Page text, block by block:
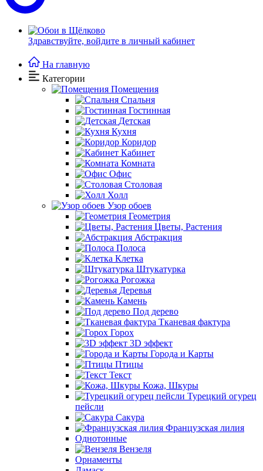
Здравствуйте, войдите в личный кабинет
На главную
Категории
Помещения
Спальня
Гостинная
Детская
Кухня
Коридор
Кабинет
Комната
Офис
Столовая
Холл
Узор обоев
Геометрия
Цветы, Растения
Абстракция
Полоса
Клетка
Штукатурка
Рогожка
Деревья
Камень
Под дерево
Тканевая фактура
Горох
3D эффект
Города и Карты
Птицы
Текст
Кожа, Шкуры
Турецкий огурец
пейсли
Сакура
Французская лилия
Однотонные
Вензеля
Орнаменты